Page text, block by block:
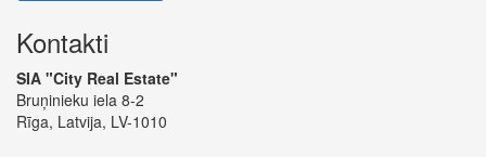
Kontakti
SIA "City Real Estate"
Bruņinieku iela 8-2
Rīga, Latvija, LV-1010